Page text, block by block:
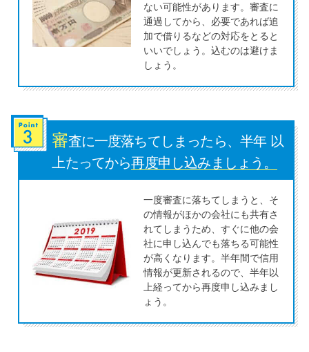
銀行カードローンを選ぶべき4つ
の理由
種類・特徴別一覧
その他コラム
今月の家賃払えない…2ヵ月目に
は解決しないと危険な理由と対
処法3つ
家賃払えないが強制退去は避け
法2選
ない可能性があります。審査に
通過してから、必要であれば追
加で借りるなどの対応をとると
いいでしょう。込むのは避けま
しょう。
審査に一度落ちてしまったら、半年 以
上たってから再度申し込みましょう。
一度審査に落ちてしまうと、そ
の情報がほかの会社にも共有さ
れてしまうため、すぐに他の会
社に申し込んでも落ちる可能性
が高くなります。半年間で信用
情報が更新されるので、半年以
上経ってから再度申し込みまし
ょう。